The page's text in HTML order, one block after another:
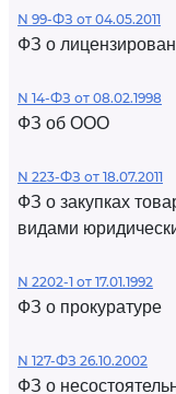
N 99-ФЗ от 04.05.2011
ФЗ о
N 14-ФЗ от 08.02.1998
ФЗ об ООО
N 223-ФЗ от 18.07.2011
ФЗ о закупках
видами
N 2202-1 от 17.01.1992
ФЗ о прокуратуре
N 127-ФЗ 26.10.2002
ФЗ о